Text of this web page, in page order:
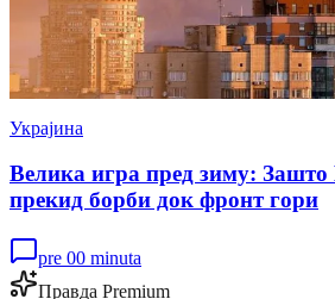
Украјина
Велика игра пред зиму: Зашто
прекид борби док фронт гори
pre 00 minuta
Правда Premium